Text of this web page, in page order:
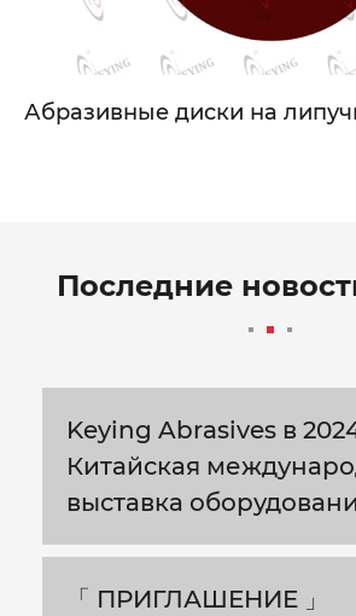
Абразивные диски на
Последние
Keying Abrasives в
Китайская
выставка
「 ПРИГЛАШЕНИЕ 」